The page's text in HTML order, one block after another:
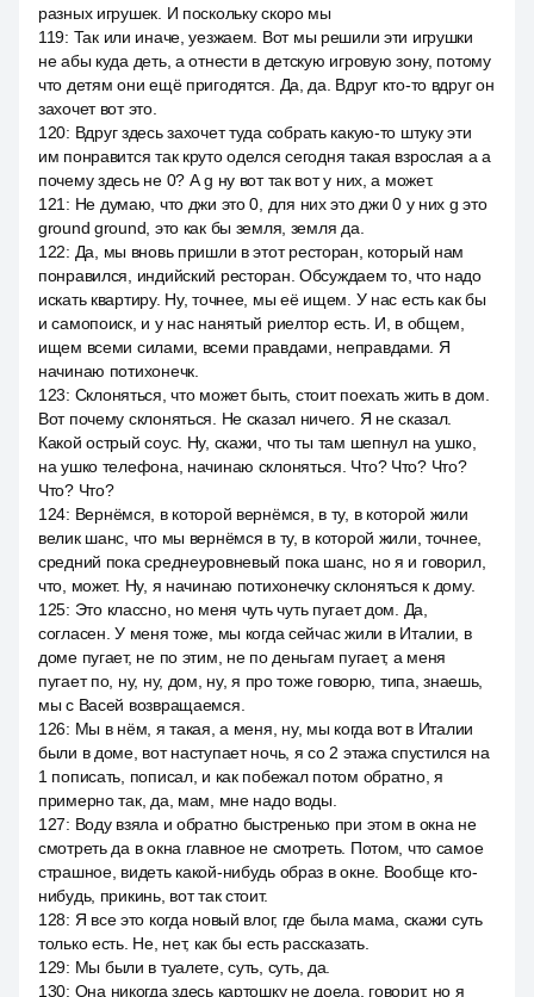
разных игрушек. И поскольку скоро мы
119: Так или иначе, уезжаем. Вот мы решили эти игрушки
не абы куда деть, а отнести в детскую игровую зону, потому
что детям они ещё пригодятся. Да, да. Вдруг кто-то вдруг он
захочет вот это.
120: Вдруг здесь захочет туда собрать какую-то штуку эти
им понравится так круто оделся сегодня такая взрослая а а
почему здесь не 0? А g ну вот так вот у них, а может.
121 : Не думаю, что джи это 0, для них это джи 0 у них g это
ground ground, это как бы земля, земля да.
122: Да, мы вновь пришли в этот ресторан, который нам
понравился, индийский ресторан. Обсуждаем то, что надо
искать квартиру. Ну, точнее, мы её ищем. У нас есть как бы
и самопоиск, и у нас нанятый риелтор есть. И, в общем,
ищем всеми силами, всеми правдами, неправдами. Я
начинаю потихонечк.
123: Склоняться, что может быть, стоит поехать жить в дом.
Вот почему склоняться. Не сказал ничего. Я не сказал.
Какой острый соус. Ну, скажи, что ты там шепнул на ушко,
на ушко телефона, начинаю склоняться. Что? Что? Что?
Что? Что?
124: Вернёмся, в которой вернёмся, в ту, в которой жили
велик шанс, что мы вернёмся в ту, в которой жили, точнее,
средний пока среднеуровневый пока шанс, но я и говорил,
что, может. Ну, я начинаю потихонечку склоняться к дому.
125: Это классно, но меня чуть чуть пугает дом. Да,
согласен. У меня тоже, мы когда сейчас жили в Италии, в
доме пугает, не по этим, не по деньгам пугает, а меня
пугает по, ну, ну, дом, ну, я про тоже говорю, типа, знаешь,
мы с Васей возвращаемся.
126: Мы в нём, я такая, а меня, ну, мы когда вот в Италии
были в доме, вот наступает ночь, я со 2 этажа спустился на
1 пописать, пописал, и как побежал потом обратно, я
примерно так, да, мам, мне надо воды.
127: Воду взяла и обратно быстренько при этом в окна не
смотреть да в окна главное не смотреть. Потом, что самое
страшное, видеть какой-нибудь образ в окне. Вообще кто-
нибудь, прикинь, вот так стоит.
128: Я все это когда новый влог, где была мама, скажи суть
только есть. Не, нет, как бы есть рассказать.
129: Мы были в туалете, суть, суть, да.
130: Она никогда здесь картошку не доела, говорит, но я